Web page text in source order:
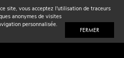
site, vous acceptez l'utilisation de traceurs
anonymes de visites
personnalisée.
FERMER